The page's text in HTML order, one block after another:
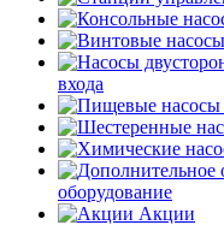
входа
оборудование
Акции